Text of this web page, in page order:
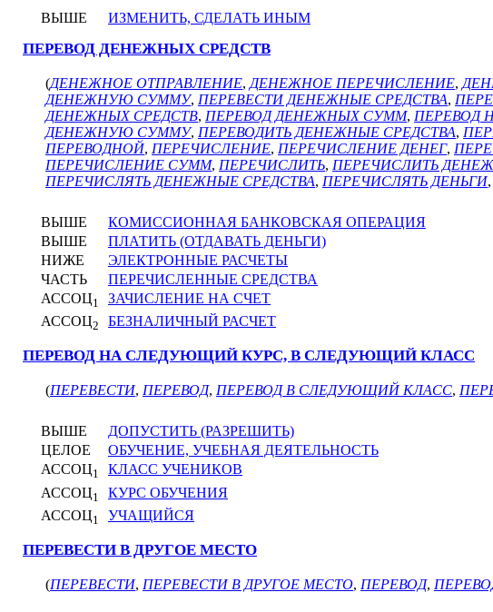
ВЫШЕ ИЗМЕНИТЬ, СДЕЛАТЬ ИНЫМ
ПЕРЕВОД ДЕНЕЖНЫХ СРЕДСТВ
(ДЕНЕЖНОЕ ОТПРАВЛЕНИЕ, ДЕНЕЖНОЕ ПЕРЕЧИСЛЕНИЕ,
ДЕНЕЖНУЮ СУММУ, ПЕРЕВЕСТИ ДЕНЕЖНЫЕ СРЕДСТВА,
ДЕНЕЖНЫХ СРЕДСТВ, ПЕРЕВОД ДЕНЕЖНЫХ СУММ, ПЕРЕВОД
ДЕНЕЖНУЮ СУММУ, ПЕРЕВОДИТЬ ДЕНЕЖНЫЕ СРЕДСТВА,
ПЕРЕВОДНОЙ, ПЕРЕЧИСЛЕНИЕ, ПЕРЕЧИСЛЕНИЕ ДЕНЕГ,
ПЕРЕЧИСЛЕНИЕ СУММ, ПЕРЕЧИСЛИТЬ, ПЕРЕЧИСЛИТЬ
ПЕРЕЧИСЛЯТЬ ДЕНЕЖНЫЕ СРЕДСТВА, ПЕРЕЧИСЛЯТЬ ДЕНЬГИ,
ВЫШЕ
КОМИССИОННАЯ БАНКОВСКАЯ ОПЕРАЦИЯ
ВЫШЕ
ПЛАТИТЬ (ОТДАВАТЬ ДЕНЬГИ)
НИЖЕ
ЭЛЕКТРОННЫЕ РАСЧЕТЫ
ЧАСТЬ
ПЕРЕЧИСЛЕННЫЕ СРЕДСТВА
АССОЦ1
ЗАЧИСЛЕНИЕ НА СЧЕТ
АССОЦ2 БЕЗНАЛИЧНЫЙ РАСЧЕТ
ПЕРЕВОД НА СЛЕДУЮЩИЙ КУРС, В СЛЕДУЮЩИЙ КЛАСС
(ПЕРЕВЕСТИ, ПЕРЕВОД, ПЕРЕВОД В СЛЕДУЮЩИЙ КЛАСС,
ВЫШЕ
ДОПУСТИТЬ (РАЗРЕШИТЬ)
ЦЕЛОЕ
ОБУЧЕНИЕ, УЧЕБНАЯ ДЕЯТЕЛЬНОСТЬ
АССОЦ1
КЛАСС УЧЕНИКОВ
АССОЦ1
КУРС ОБУЧЕНИЯ
АССОЦ1 УЧАЩИЙСЯ
ПЕРЕВЕСТИ В ДРУГОЕ МЕСТО
(ПЕРЕВЕСТИ, ПЕРЕВЕСТИ В ДРУГОЕ МЕСТО, ПЕРЕВОД,